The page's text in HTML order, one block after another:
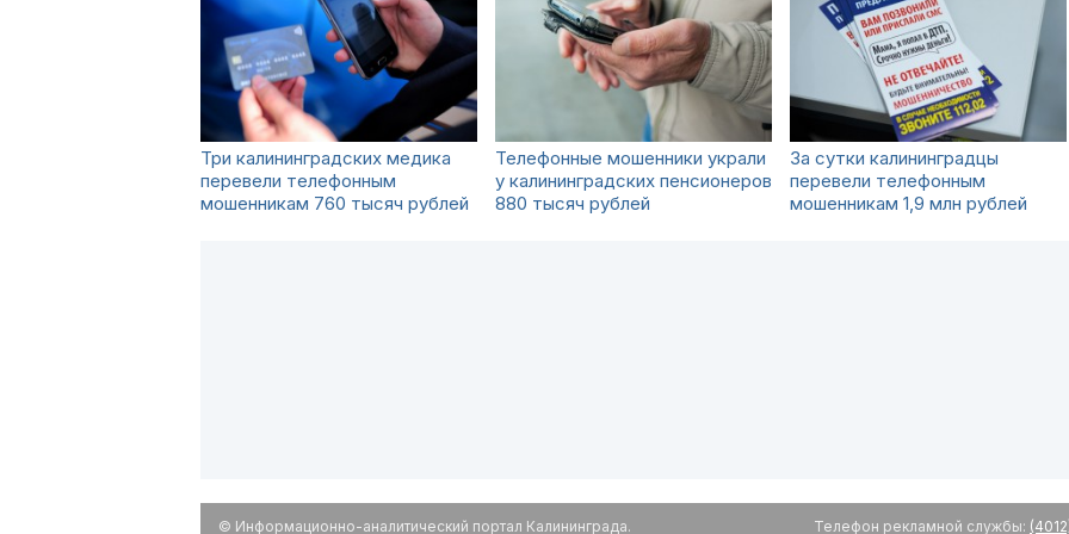
Три калининградских медика
перевели телефонным
мошенникам 760 тысяч рублей
Телефонные мошенники украли
у калининградских пенсионеров
880 тысяч рублей
За сутки калининградцы
перевели телефонным
мошенникам 1,9 млн рублей
© Информационно-аналитический портал Калининграда. Телефон рекламной службы: